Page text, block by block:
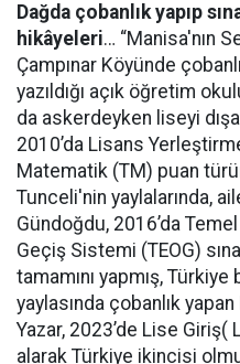
Dağda çobanlık yapıp
hikâyeleri… “Manisa'nın
Çampınar Köyünde
yazıldığı açık öğretim
da askerdeyken liseyi
2010’da Lisans
Matematik (TM) puan
Tunceli'nin yaylalarında,
Gündoğdu, 2016’da
Geçiş Sistemi (TEOG)
tamamını yapmış,
yaylasında çobanlık
Yazar, 2023’de Lise Giriş(
alarak Türkiye ikincisi